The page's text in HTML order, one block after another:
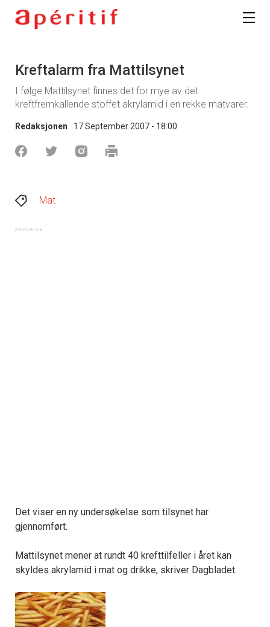
Kreftalarm fra Mattilsynet
I følge Mattilsynet finnes det for mye av det
kreftfremkallende stoffet akrylamid i en rekke matvarer.
Redaksjonen 17 September 2007 - 18:00
Mat
Det viser en ny undersøkelse som tilsynet har
gjennomført.
Mattilsynet mener at rundt 40 krefttilfeller i året kan
skyldes akrylamid i mat og drikke, skriver Dagbladet.